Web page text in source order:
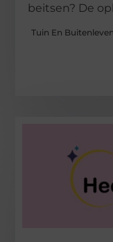
beitsen? De
Tuin En Buitenleven